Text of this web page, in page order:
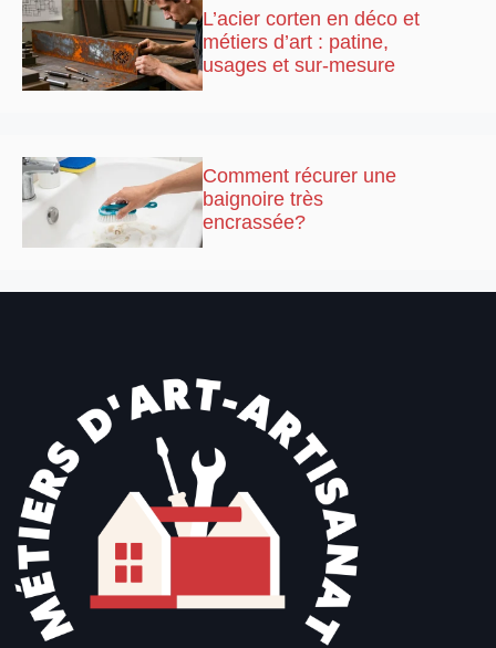
L’acier corten en déco et
métiers d’art : patine,
usages et sur-mesure
Comment récurer une
baignoire très
encrassée?